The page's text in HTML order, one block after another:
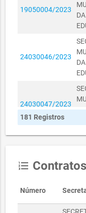
19050004/2023
DA
24030046/2023
DA
24030047/2023
DA
DA
181 Registros
format_list_numbered Contratos
Número